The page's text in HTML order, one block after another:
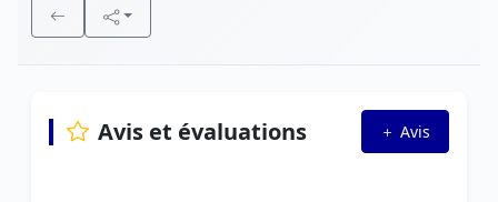
Avis et évaluations Avis